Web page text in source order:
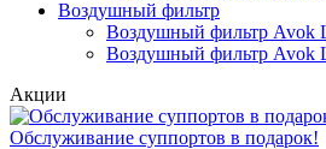
Воздушный фильтр
Воздушный фильтр Avok
Воздушный фильтр Avok
Акции
Обслуживание суппортов в подарок!